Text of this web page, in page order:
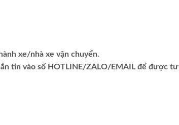
xe/nhà xe vận chuyển.
tin vào số HOTLINE/ZALO/EMAIL để được tư